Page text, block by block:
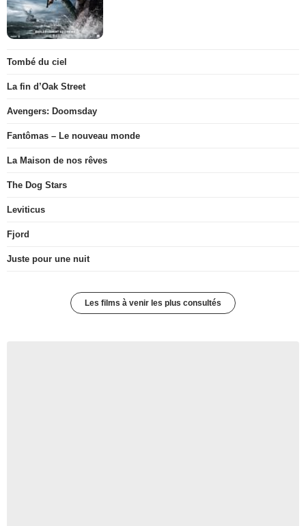
Tombé du ciel
La fin d’Oak Street
Avengers: Doomsday
Fantômas – Le nouveau monde
La Maison de nos rêves
The Dog Stars
Leviticus
Fjord
Juste pour une nuit
Les films à venir les plus consultés